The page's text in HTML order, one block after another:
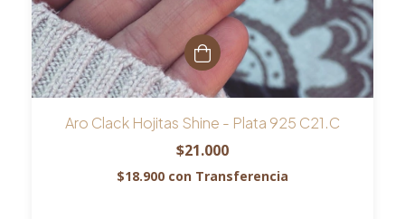
Aro Clack Hojitas Shine - Plata 925 C21.C
$21.000
$18.900 con Transferencia